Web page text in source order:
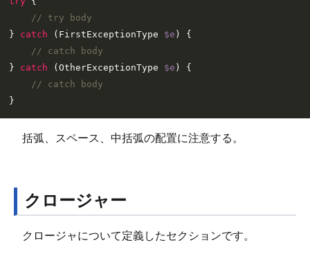
// try body
} catch (FirstExceptionType $e ) {
// catch body
} catch (OtherExceptionType $e ) {
// catch body
括弧、スペース、中括弧の配置に注意する。
クロージャー
クロージャについて定義したセクションです。